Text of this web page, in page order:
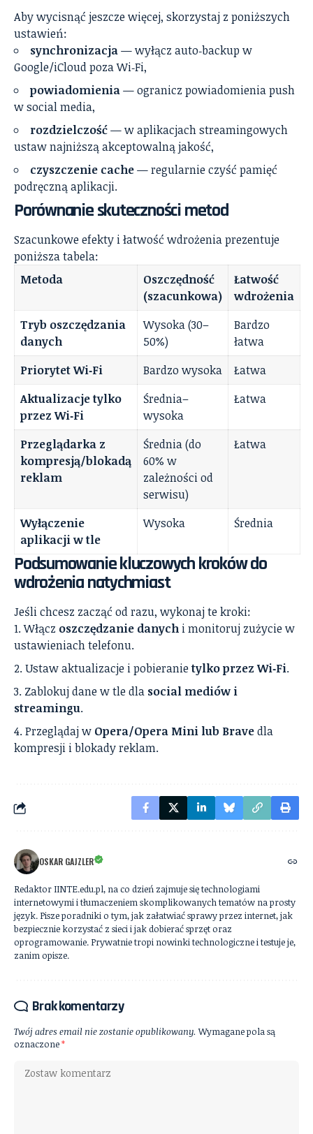
Aby wycisnąć jeszcze więcej, skorzystaj z poniższych
ustawień:
synchronizacja— wyłącz auto‑backup w
Google/iCloud poza Wi‑Fi,
powiadomienia— ogranicz powiadomienia push
w social media,
rozdzielczość— w aplikacjach streamingowych
ustaw najniższą akceptowalną jakość,
czyszczenie cache— regularnie czyść pamięć
podręczną aplikacji.
Porównanie skuteczności metod
Szacunkowe efekty i łatwość wdrożenia prezentuje
poniższa tabela:
Metoda
Oszczędność
(szacunkowa)
Łatwość
wdrożenia
Tryb oszczędzania
danych
Wysoka (30–
50%)
Bardzo
łatwa
Priorytet Wi‑Fi
Bardzo wysoka
Łatwa
Aktualizacje tylko
przez Wi‑Fi
Średnia–
wysoka
Łatwa
Przeglądarka z
kompresją/blokadą
reklam
Średnia (do
60% w
zależności od
serwisu)
Łatwa
Wyłączenie
aplikacji w tle
Wysoka Średnia
Podsumowanie kluczowych kroków do
wdrożenia natychmiast
Jeśli chcesz zacząć od razu, wykonaj te kroki:
Włącz oszczędzanie danych i monitoruj zużycie w
ustawieniach telefonu.
Ustaw aktualizacje i pobieranietylko przez Wi‑Fi.
Zablokuj dane w tle dla social mediów i
streamingu.
Przeglądaj w Opera/Opera Mini lub Bravedla
kompresji i blokady reklam.
OSKAR GAJZLER
Redaktor IINTE.edu.pl, na co dzień zajmuje się technologiami
internetowymi i tłumaczeniem skomplikowanych tematów na prosty
język. Pisze poradniki o tym, jak załatwiać sprawy przez internet, jak
bezpiecznie korzystać z sieci i jak dobierać sprzęt oraz
oprogramowanie. Prywatnie tropi nowinki technologiczne i testuje je,
zanim opisze.
Brak komentarzy
Twój adres email nie zostanie opublikowany. Wymagane pola są
oznaczone*